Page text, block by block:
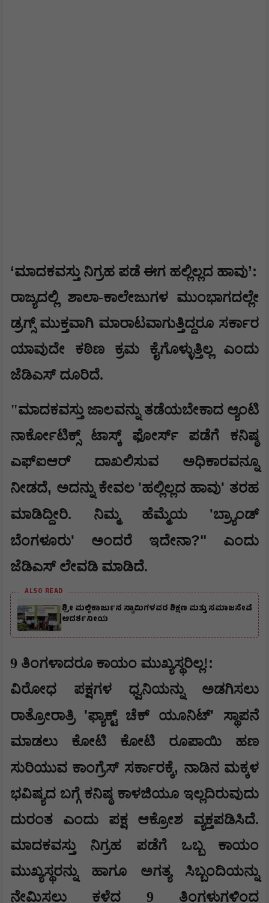
​‘ಮಾದಕವಸ್ತು ನಿಗ್ರಹ ಪಡೆ ಈಗ ಹಲ್ಲಿಲ್ಲದ ಹಾವು’:
​ರಾಜ್ಯದಲ್ಲಿ ಶಾಲಾ-ಕಾಲೇಜುಗಳ ಮುಂಭಾಗದಲ್ಲೇ
ಡ್ರಗ್ಸ್ ಮುಕ್ತವಾಗಿ ಮಾರಾಟವಾಗುತ್ತಿದ್ದರೂ ಸರ್ಕಾರ
ಯಾವುದೇ ಕಠಿಣ ಕ್ರಮ ಕೈಗೊಳ್ಳುತ್ತಿಲ್ಲ ಎಂದು
ಜೆಡಿಎಸ್ ದೂರಿದೆ.
​"ಮಾದಕವಸ್ತು ಜಾಲವನ್ನು ತಡೆಯಬೇಕಾದ ಆ್ಯಂಟಿ
ನಾರ್ಕೋಟಿಕ್ಸ್ ಟಾಸ್ಕ್ ಫೋರ್ಸ್ ಪಡೆಗೆ ಕನಿಷ್ಠ
ಎಫ್‌ಐಆರ್ ದಾಖಲಿಸುವ ಅಧಿಕಾರವನ್ನೂ
ನೀಡದೆ, ಅದನ್ನು ಕೇವಲ 'ಹಲ್ಲಿಲ್ಲದ ಹಾವು' ತರಹ
ಮಾಡಿದ್ದೀರಿ. ನಿಮ್ಮ ಹೆಮ್ಮೆಯ 'ಬ್ರ್ಯಾಂಡ್
ಬೆಂಗಳೂರು' ಅಂದರೆ ಇದೇನಾ?" ಎಂದು
ಜೆಡಿಎಸ್ ಲೇವಡಿ ಮಾಡಿದೆ.
ALSO READ
ಶ್ರೀ ಮಲ್ಲಿಕಾರ್ಜುನ ಸ್ವಾಮಿಗಳವರ ಶಿಕ್ಷಣ ಮತ್ತು ಸಮಾಜಸೇವೆ
ಆದರ್ಶನೀಯ
​9 ತಿಂಗಳಾದರೂ ಕಾಯಂ ಮುಖ್ಯಸ್ಥರಿಲ್ಲ!:
​ವಿರೋಧ ಪಕ್ಷಗಳ ಧ್ವನಿಯನ್ನು ಅಡಗಿಸಲು
ರಾತ್ರೋರಾತ್ರಿ 'ಫ್ಯಾಕ್ಟ್ ಚೆಕ್ ಯೂನಿಟ್' ಸ್ಥಾಪನೆ
ಮಾಡಲು ಕೋಟಿ ಕೋಟಿ ರೂಪಾಯಿ ಹಣ
ಸುರಿಯುವ ಕಾಂಗ್ರೆಸ್ ಸರ್ಕಾರಕ್ಕೆ, ನಾಡಿನ ಮಕ್ಕಳ
ಭವಿಷ್ಯದ ಬಗ್ಗೆ ಕನಿಷ್ಠ ಕಾಳಜಿಯೂ ಇಲ್ಲದಿರುವುದು
ದುರಂತ ಎಂದು ಪಕ್ಷ ಆಕ್ರೋಶ ವ್ಯಕ್ತಪಡಿಸಿದೆ.
ಮಾದಕವಸ್ತು ನಿಗ್ರಹ ಪಡೆಗೆ ಒಬ್ಬ ಕಾಯಂ
ಮುಖ್ಯಸ್ಥರನ್ನು ಹಾಗೂ ಅಗತ್ಯ ಸಿಬ್ಬಂದಿಯನ್ನು
ನೇಮಿಸಲು ಕಳೆದ 9 ತಿಂಗಳುಗಳಿಂದ